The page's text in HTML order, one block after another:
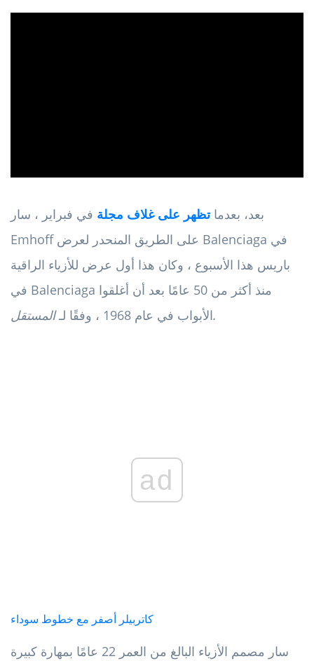
بعد، بعدماتظهر على غلاف مجلة في فبراير ، سار
Emhoff على الطريق المنحدر لعرض Balenciaga في
باريس هذا الأسبوع ، وكان هذا أول عرض للأزياء الراقية
في Balenciaga منذ أكثر من 50 عامًا بعد أن أغلقوا
الأبواب في عام 1968 ، وفقًا لـالمستقل.
ad
كاتربيلر أصفر مع خطوط سوداء
سار مصمم الأزياء البالغ من العمر 22 عامًا بمهارة كبيرة